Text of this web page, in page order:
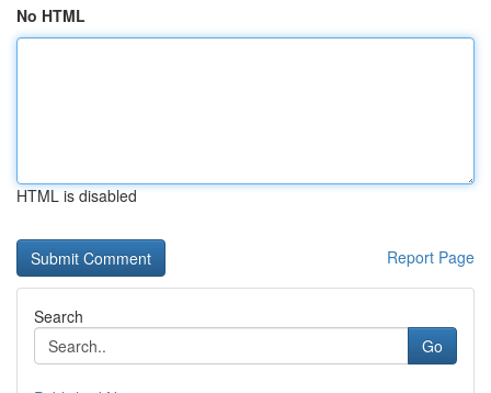
No HTML
HTML is disabled
Report Page
Search
Go